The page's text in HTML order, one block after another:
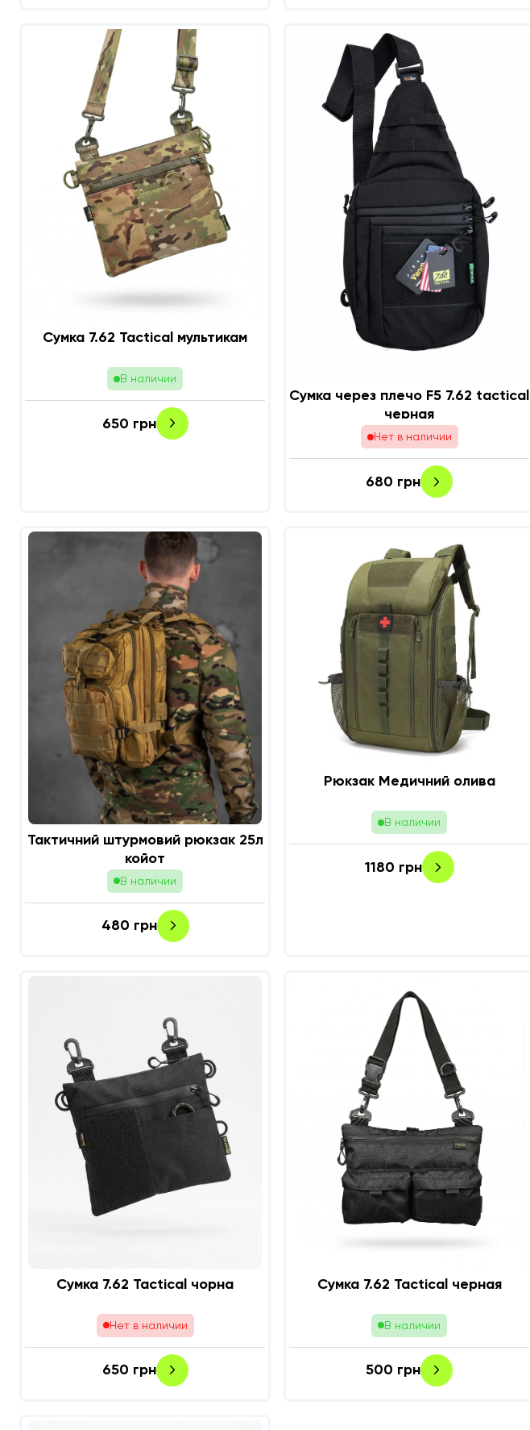
Сумка 7.62 Tactical мультикам
В наличии
650 грн
Сумка через плечо F5 7.62 tactical
черная
Нет в наличии
680 грн
Тактичний штурмовий рюкзак 25л
койот
В наличии
480 грн
Рюкзак Медичний олива
В наличии
1180 грн
Сумка 7.62 Tactical чорна
Нет в наличии
650 грн
Сумка 7.62 Tactical черная
В наличии
500 грн